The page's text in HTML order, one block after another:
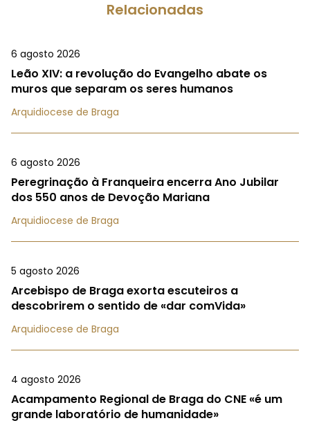
Relacionadas
6 agosto 2026
Leão XIV: a revolução do Evangelho abate os
muros que separam os seres humanos
Arquidiocese de Braga
6 agosto 2026
Peregrinação à Franqueira encerra Ano Jubilar
dos 550 anos de Devoção Mariana
Arquidiocese de Braga
5 agosto 2026
Arcebispo de Braga exorta escuteiros a
descobrirem o sentido de «dar comVida»
Arquidiocese de Braga
4 agosto 2026
Acampamento Regional de Braga do CNE «é um
grande laboratório de humanidade»